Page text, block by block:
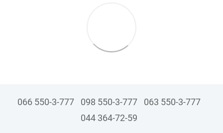
066 550-3-777 098 550-3-777
063 550-3-777
044 364-72-59